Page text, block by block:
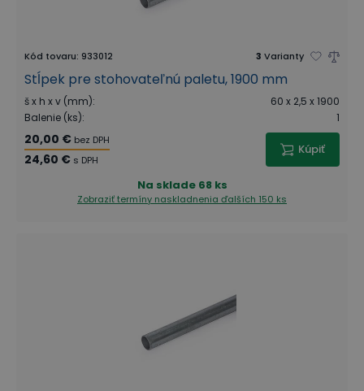
Kód tovaru: 933012 3 Varianty
Stĺpek pre stohovateľnú paletu, 1900 mm
š x h x v (mm):
60 x 2,5 x 1900
Balenie (ks): 1
20,00 € bez DPH
24,60 € s DPH
Kúpiť
Na sklade 68 ks
Zobraziť termíny naskladnenia ďalších 150 ks